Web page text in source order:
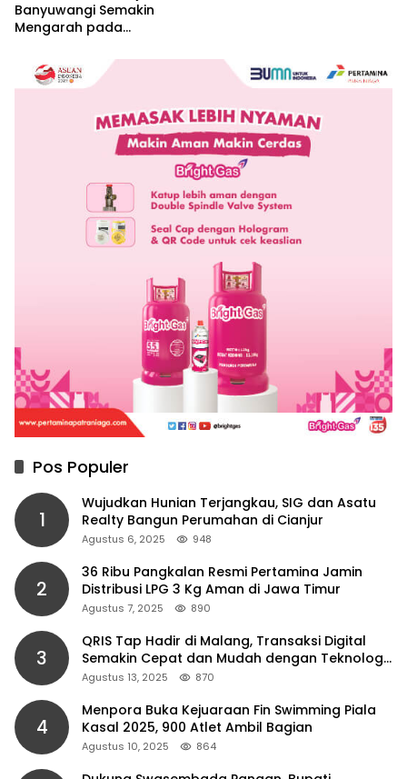
Banyuwangi Semakin
Mengarah pada
Pos Populer
1
Wujudkan Hunian Terjangkau, SIG dan Asatu
Realty Bangun Perumahan di Cianjur
Agustus 6, 2025 948
2
36 Ribu Pangkalan Resmi Pertamina Jamin
Distribusi LPG 3 Kg Aman di Jawa Timur
Agustus 7, 2025 890
3
QRIS Tap Hadir di Malang, Transaksi Digital
Semakin Cepat dan Mudah dengan Teknologi
NFC
Agustus 13, 2025 870
4
Menpora Buka Kejuaraan Fin Swimming Piala
Kasal 2025, 900 Atlet Ambil Bagian
Agustus 10, 2025 864